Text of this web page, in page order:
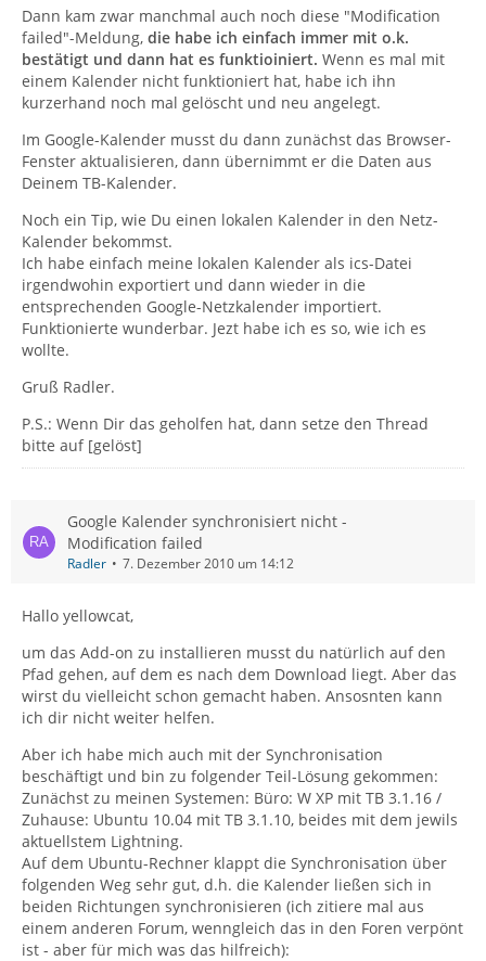
Dann kam zwar manchmal auch noch diese "Modification
failed"-Meldung, die habe ich einfach immer mit o.k.
bestätigt und dann hat es funktioiniert. Wenn es mal mit
einem Kalender nicht funktioniert hat, habe ich ihn
kurzerhand noch mal gelöscht und neu angelegt.
Im Google-Kalender musst du dann zunächst das Browser-
Fenster aktualisieren, dann übernimmt er die Daten aus
Deinem TB-Kalender.
Noch ein Tip, wie Du einen lokalen Kalender in den Netz-
Kalender bekommst.
Ich habe einfach meine lokalen Kalender als ics-Datei
irgendwohin exportiert und dann wieder in die
entsprechenden Google-Netzkalender importiert.
Funktionierte wunderbar. Jezt habe ich es so, wie ich es
wollte.
Gruß Radler.
P.S.: Wenn Dir das geholfen hat, dann setze den Thread
bitte auf [gelöst]
Google Kalender synchronisiert nicht -
Modification failed
Radler 7. Dezember 2010 um 14:12
Hallo yellowcat,
um das Add-on zu installieren musst du natürlich auf den
Pfad gehen, auf dem es nach dem Download liegt. Aber das
wirst du vielleicht schon gemacht haben. Ansosnten kann
ich dir nicht weiter helfen.
Aber ich habe mich auch mit der Synchronisation
beschäftigt und bin zu folgender Teil-Lösung gekommen:
Zunächst zu meinen Systemen: Büro: W XP mit TB 3.1.16 /
Zuhause: Ubuntu 10.04 mit TB 3.1.10, beides mit dem jewils
aktuellstem Lightning.
Auf dem Ubuntu-Rechner klappt die Synchronisation über
folgenden Weg sehr gut, d.h. die Kalender ließen sich in
beiden Richtungen synchronisieren (ich zitiere mal aus
einem anderen Forum, wenngleich das in den Foren verpönt
ist - aber für mich was das hilfreich):